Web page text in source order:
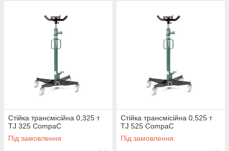
Стійка трансмісійна 0,325 т
TJ 325 CompaC
Під замовлення
Стійка трансмісійна 0,525 т
TJ 525 CompaC
Під замовлення